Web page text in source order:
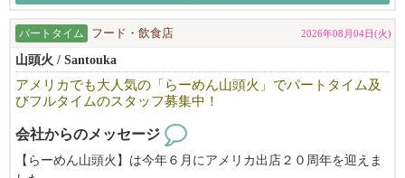
パートタイム フード・飲食店 2026年08月04日(火)
山頭火 / Santouka
アメリカでも大人気の「らーめん山頭火」でパートタイム及
びフルタイムのスタッフ募集中！
会社からのメッセージ
【らーめん山頭火】は今年６月にアメリカ出店２０周年を迎えま